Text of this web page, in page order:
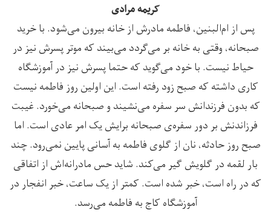
کریمه مرادی
پس از ام‌البنین، فاطمه مادرش از خانه بیرون می‌شود. با خرید
صبحانه، وقتی به خانه بر می‌گردد می‌بیند که موتر پسرش نیز در
حیاط نیست. با خود می‌گوید که حتما پسرش نیز در آموزشگاه
کاری داشته که صبح زود رفته است. این اولین روز فاطمه نیست
که بدون فرزندانش سر سفره‌ می‌نشیند و صبحانه می‌خورد. غیبت
فرزاندنش بر دور سفره‌ی صبحانه برایش یک امر عادی است. اما
صبح روز حادثه، نان از گلوی فاطمه به آسانی پایین نمی‌رود. چند
بار لقمه در گلویش گیر می‌کند. شاید حس مادرانه‌اش از اتفاقی
که در راه است، خبر شده است. کمتر از یک ساعت، خبر انفجار در
آموزشگاه کاج به فاطمه می‌رسد.